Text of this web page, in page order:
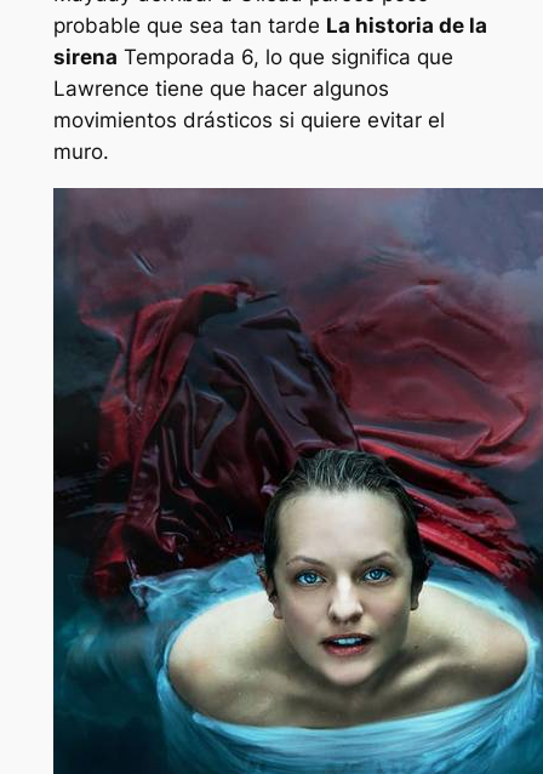
probable que sea tan tarde La historia de la
sirena Temporada 6, lo que significa que
Lawrence tiene que hacer algunos
movimientos drásticos si quiere evitar el
muro.